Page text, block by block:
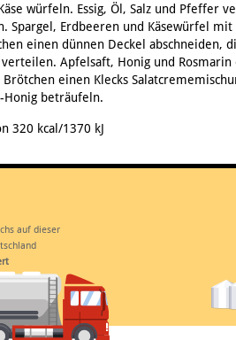
würfeln. Essig, Öl, Salz und Pfeffer
Spargel, Erdbeeren und Käsewürfel mit
einen dünnen Deckel abschneiden,
Apfelsaft, Honig und
einen Klecks
Honig beträufeln.
320 kcal/1370 kJ
auf dieser